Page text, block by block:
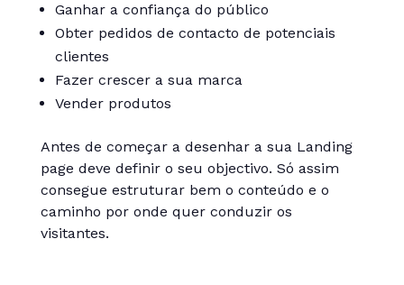
Ganhar a confiança do público
Obter pedidos de contacto de potenciais
clientes
Fazer crescer a sua marca
Vender produtos
Antes de começar a desenhar a sua Landing
page deve definir o seu objectivo. Só assim
consegue estruturar bem o conteúdo e o
caminho por onde quer conduzir os
visitantes.